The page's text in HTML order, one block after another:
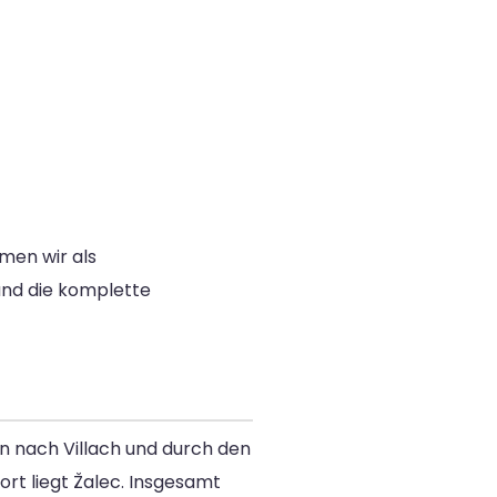
wir als
die komplette
nach Villach und durch den
liegt Žalec. Insgesamt